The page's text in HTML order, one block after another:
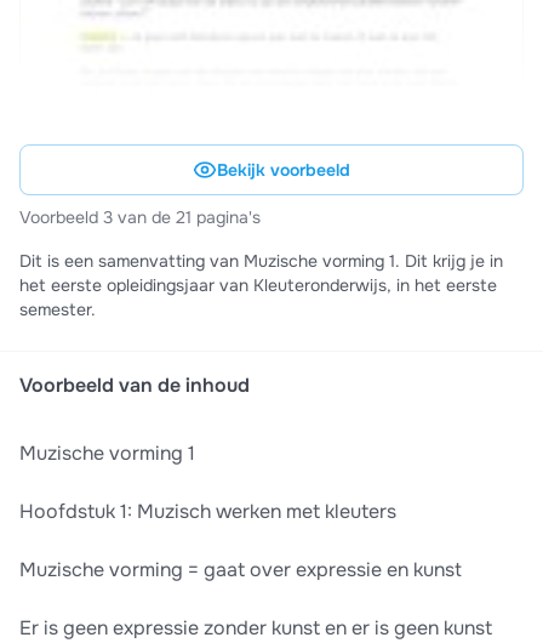
Bekijk voorbeeld
Voorbeeld 3 van de 21 pagina's
Dit is een samenvatting van Muzische vorming 1. Dit krijg je in
het eerste opleidingsjaar van Kleuteronderwijs, in het eerste
semester.
Voorbeeld van de inhoud
Muzische vorming 1
Hoofdstuk 1: Muzisch werken met kleuters
Muzische vorming = gaat over expressie en kunst
Er is geen expressie zonder kunst en er is geen kunst